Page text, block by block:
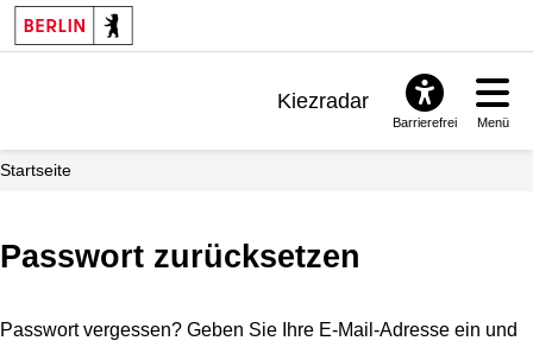
Kiezradar
Barrierefrei Menü
Startseite
Passwort zurücksetzen
Passwort vergessen? Geben Sie Ihre E-Mail-Adresse ein und